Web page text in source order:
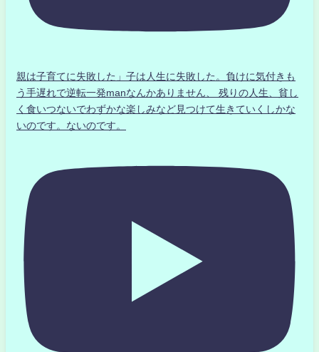
親は子育てに失敗した」子は人生に失敗した。負けに気付きも
う手遅れで逆転一発manなんかありません、 残りの人生、貧し
く食いつないでわずかな楽しみなど見つけて生きていくしかな
いのです。ないのです。